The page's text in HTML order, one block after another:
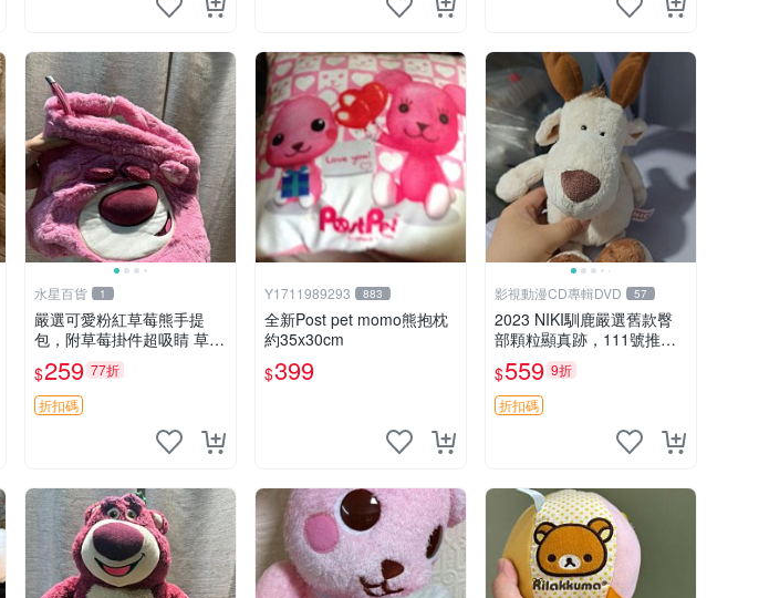
水星百貨 1
嚴選可愛粉紅草莓熊手提
包，附草莓掛件超吸睛 草莓
熊手提包 草莓掛件 可愛port
unese
$259 77折
折扣碼
Y1711989293 883
全新Post pet momo熊抱枕
約35x30cm
$399
影視動漫CD專輯DVD 57
2023 NIKI馴鹿嚴選舊款臀
部顆粒顯真跡，111號推薦
珍藏品 馴鹿 舊款 尾巴顆粒
$559 9折
折扣碼